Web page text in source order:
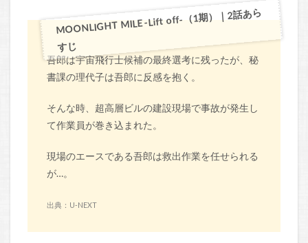
MOONLIGHT MILE -Lift off-（1期）｜2話あら
すじ
吾郎は宇宙飛行士候補の最終選考に残ったが、秘
書課の理代子は吾郎に反感を抱く。
そんな時、超高層ビルの建設現場で事故が発生し
て作業員が巻き込まれた。
現場のエースである吾郎は救出作業を任せられる
が…。
出典：U-NEXT